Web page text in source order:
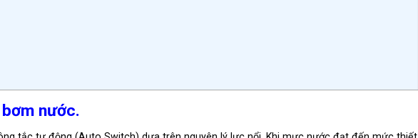
nước.